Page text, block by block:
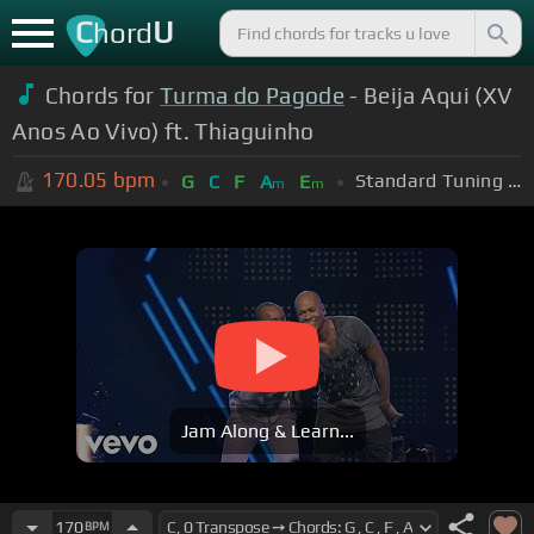
ChordU
Chords forTurma do Pagode - Beija Aqui (XV
Anos Ao Vivo) ft. Thiaguinho
170.05 bpm G C F Am Em Standard Tuning (EADGBE)
Jam Along & Learn...
170BPM